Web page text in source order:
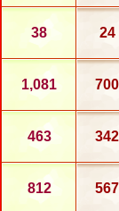
24
38
700
1,081
342
463
567
812